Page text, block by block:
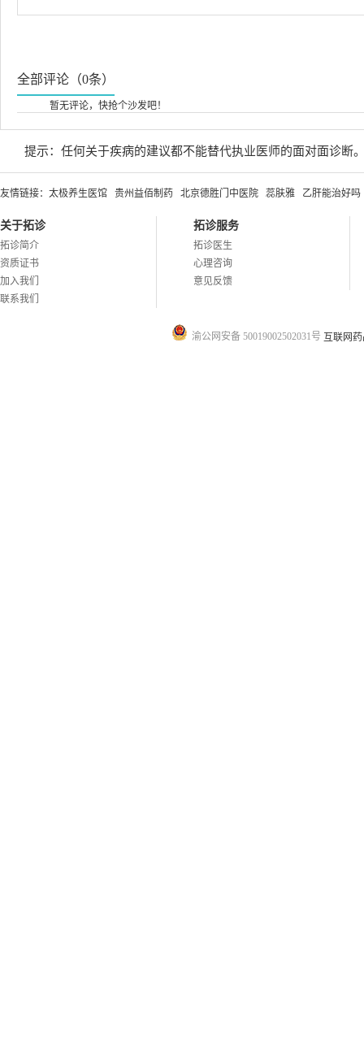
全部评论（0条）
暂无评论，快抢个沙发吧！
提示：任何关于疾病的建议都不能替代执业医师的面对面诊断
友情链接： 太极养生医馆 贵州益佰制药 北京德胜门中医院 蕊肤雅 乙肝能治好吗
关于拓诊
拓诊简介
资质证书
加入我们
联系我们
拓诊服务
拓诊医生
心理咨询
意见反馈
渝公网安备 50019002502031号 互联网